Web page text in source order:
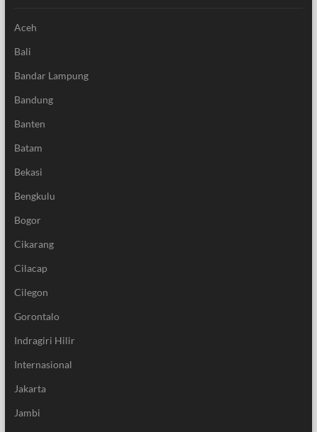
Aceh
Bali
Bandar Lampung
Bandung
Banten
Batam
Bekasi
Bengkulu
Bogor
Cikarang
Cilacap
Cilegon
Gorontalo
Indragiri Hilir
Internasional
Jakarta
Jambi